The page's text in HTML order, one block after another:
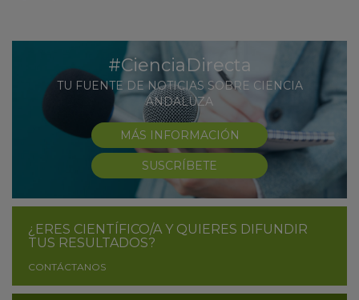
#CienciaDirecta
TU FUENTE DE NOTICIAS SOBRE CIENCIA
ANDALUZA
MÁS INFORMACIÓN
SUSCRÍBETE
¿ERES CIENTÍFICO/A Y QUIERES DIFUNDIR
TUS RESULTADOS?
CONTÁCTANOS